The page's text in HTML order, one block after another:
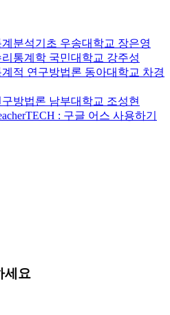
계분석기초 우송대학교 장은영
리통계학 국민대학교 강주성
계적 연구방법론 동아대학교 차경
구방법론 남부대학교 조성현
: 구글 어스 사용하기
세요